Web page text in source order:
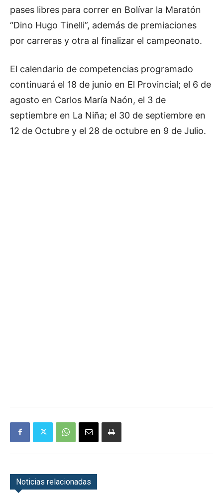
pases libres para correr en Bolívar la Maratón
“Dino Hugo Tinelli”, además de premiaciones
por carreras y otra al finalizar el campeonato.
El calendario de competencias programado
continuará el 18 de junio en El Provincial; el 6 de
agosto en Carlos María Naón, el 3 de
septiembre en La Niña; el 30 de septiembre en
12 de Octubre y el 28 de octubre en 9 de Julio.
Noticias relacionadas